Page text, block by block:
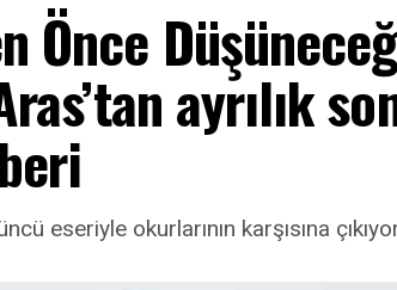
Önce
ayrılık
eseriyle okurlarının karşısına